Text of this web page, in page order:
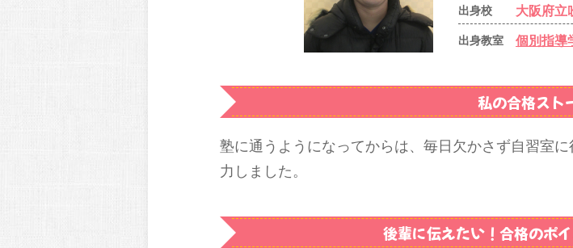
出身校 大阪府立
出身教室 個別指導
私の合格スト
塾に通うようになってからは、毎日欠かさず自習室
力しました。
後輩に伝えたい！ 合格のポ